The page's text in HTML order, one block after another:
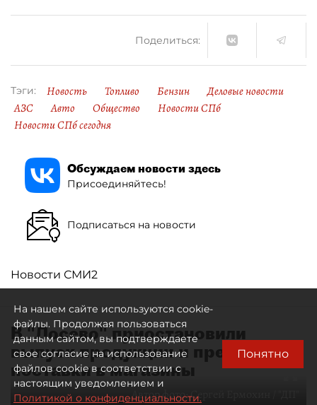
Поделиться:
Тэги: Новость Топливо Бензин
Деловые новости
АЗС
Авто Общество
Новости СПб
Новости СПб сегодня
Обсуждаем новости здесь
Присоединяйтесь!
Подписаться на новости
Новости СМИ2
В "Лосево" приостановили
выпуск продукции и прекратили
поставки в магазины
Автор фото:Сергей Ермохин / "ДП"
На нашем сайте используются cookie-
файлы. Продолжая пользоваться
данным сайтом, вы подтверждаете
свое согласие на использование
файлов cookie в соответствии с
настоящим уведомлением и
Политикой о конфиденциальности.
Понятно